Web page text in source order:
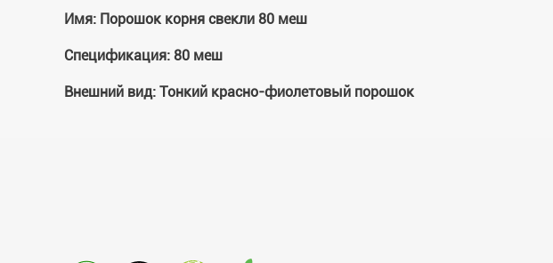
Имя: Порошок корня свекли 80 меш
Спецификация: 80 меш
Внешний вид: Тонкий красно-фиолетовый порошок